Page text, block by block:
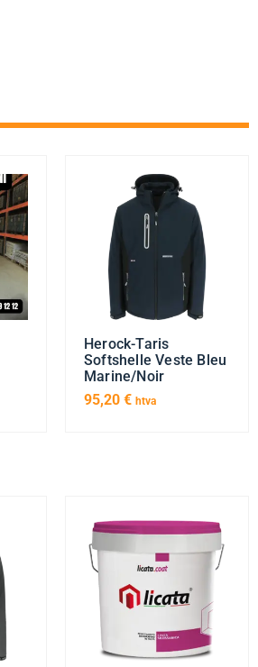
Herock-Taris
Softshelle Veste Bleu
Marine/Noir
95,20 € htva